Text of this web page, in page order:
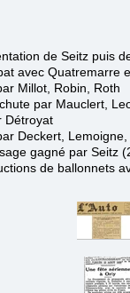
de Seitz puis
avec Quatremarre
Millot, Robin, Roth
par Mauclert,
Détroyat
Deckert, Lemoigne,
gagné par Seitz
de ballonnets